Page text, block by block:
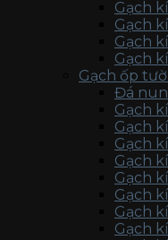
Gạch
Gạch
Gạch
Gạch
Gạch ốp
Đá
Gạch
Gạch
Gạch
Gạch
Gạch
Gạch
Gạch
Gạch